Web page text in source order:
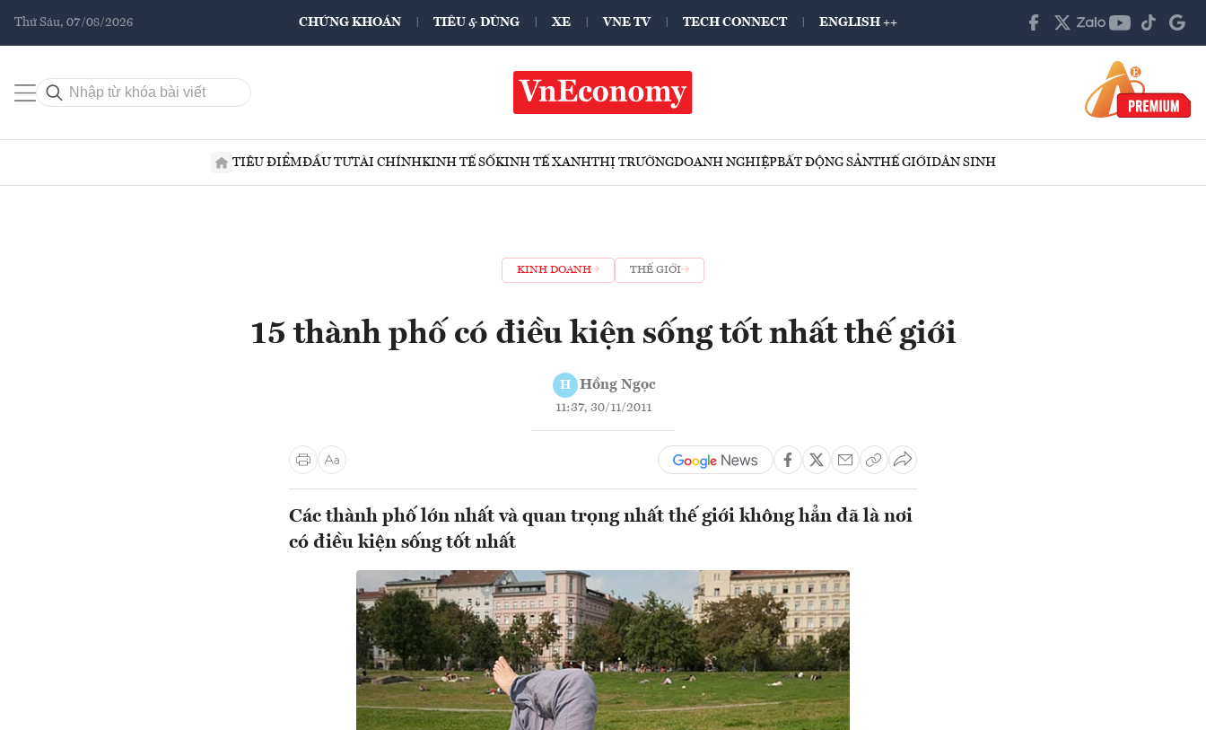
Thứ Sáu, 07/08/2026 CHỨNG KHOÁN TIÊU & DÙNG XE VNE TV TECH CONNECT ENGLISH ++
TIÊU ĐIỂMĐẦU TƯTÀI CHÍNHKINH TẾ SỐKINH TẾ XANHTHỊ TRƯỜNGDOANH NGHIỆPBẤT ĐỘNG SẢNTHẾ GIỚIDÂN SINH
KINH DOANH THẾ GIỚI
15 thành phố có điều kiện sống tốt nhất thế giới
H Hồng Ngọc
11:37, 30/11/2011
Các thành phố lớn nhất và quan trọng nhất thế giới không hẳn đã là nơi
có điều kiện sống tốt nhất